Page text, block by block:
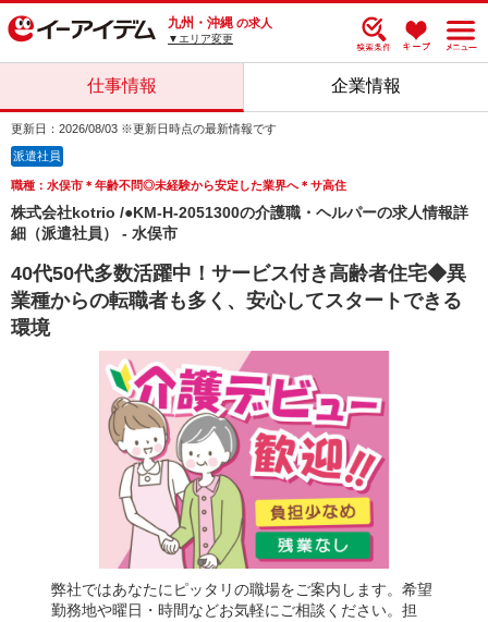
九州・沖縄 の求人
▼エリア変更
仕事情報 企業情報
更新日：2026/08/03 ※更新日時点の最新情報です
派遣社員
職種：水俣市＊年齢不問◎未経験から安定した業界へ＊サ高住
株式会社kotrio /●KM-H-2051300の介護職・ヘルパーの求人情報詳
細（派遣社員） - 水俣市
40代50代多数活躍中！サービス付き高齢者住宅◆異
業種からの転職者も多く、安心してスタートできる
環境
弊社ではあなたにピッタリの職場をご案内します。希望
勤務地や曜日・時間などお気軽にご相談ください。担